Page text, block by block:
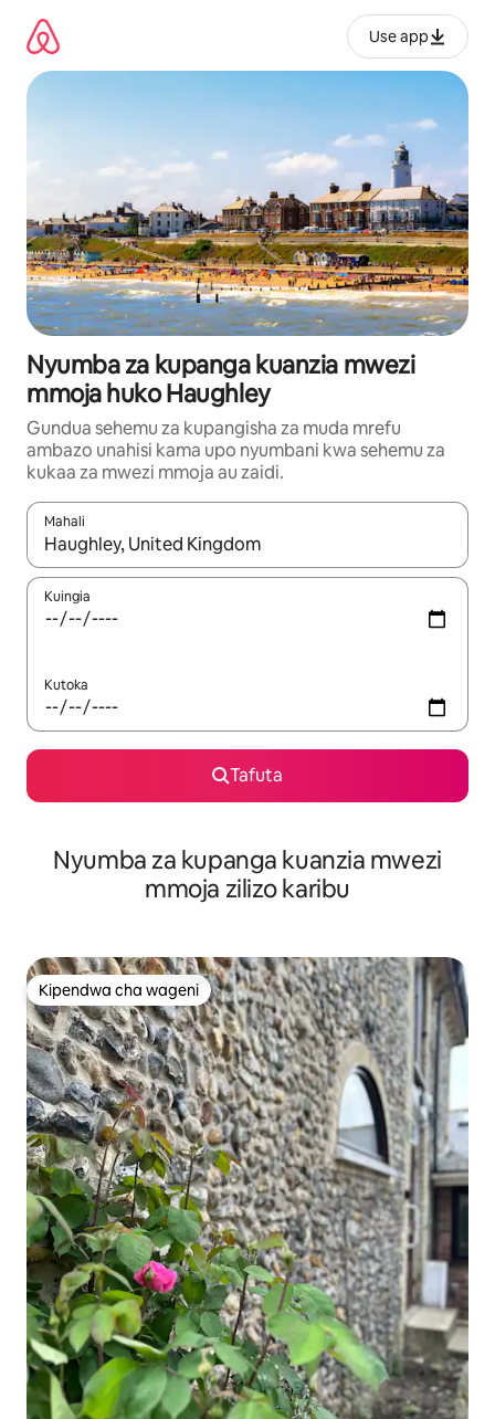
kwenda
kwenye
maudhui
Use app
Nyumba za kupanga kuanzia mwezi
mmoja huko Haughley
Gundua sehemu za kupangisha za muda mrefu
ambazo unahisi kama upo nyumbani kwa sehemu za
kukaa za mwezi mmoja au zaidi.
Mahali
Wakati matokeo yanapatikana, vinjari kwa kutumia vitufe vya
Kuingia
Kutoka
Tafuta
Nyumba za kupanga kuanzia mwezi
mmoja zilizo karibu
Kipendwa cha wageni
Kipendwa cha wageni